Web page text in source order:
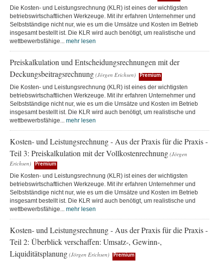
Die Kosten- und Leistungsrechnung (KLR) ist eines der wichtigsten
betriebswirtschaftlichen Werkzeuge. Mit ihr erfahren Unternehmer und
Selbstständige nicht nur, wie es um die Umsätze und Kosten im Betrieb
insgesamt bestellt ist. Die KLR wird auch benötigt, um realistische und
wettbewerbsfähige... mehr lesen
Preiskalkulation und Entscheidungsrechnungen mit der
Deckungsbeitragsrechnung (Jörgen Erichsen) Premium
Die Kosten- und Leistungsrechnung (KLR) ist eines der wichtigsten
betriebswirtschaftlichen Werkzeuge. Mit ihr erfahren Unternehmer und
Selbstständige nicht nur, wie es um die Umsätze und Kosten im Betrieb
insgesamt bestellt ist. Die KLR wird auch benötigt, um realistische und
wettbewerbsfähige... mehr lesen
Kosten- und Leistungsrechnung - Aus der Praxis für die Praxis -
Teil 3: Preiskalkulation mit der Vollkostenrechnung (Jörgen
Erichsen)
Premium
Die Kosten- und Leistungsrechnung (KLR) ist eines der wichtigsten
betriebswirtschaftlichen Werkzeuge. Mit ihr erfahren Unternehmer und
Selbstständige nicht nur, wie es um die Umsätze und Kosten im Betrieb
insgesamt bestellt ist. Die KLR wird auch benötigt, um realistische und
wettbewerbsfähige... mehr lesen
Kosten- und Leistungsrechnung - Aus der Praxis für die Praxis -
Teil 2: Überblick verschaffen: Umsatz-, Gewinn-,
Liquiditätsplanung (Jörgen Erichsen) Premium